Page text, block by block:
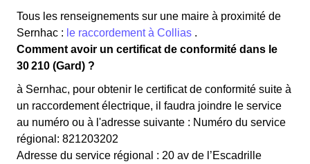
Tous les renseignements sur une maire à proximité de
Sernhac : le raccordement à Collias .
Comment avoir un certificat de conformité dans le
30 210 (Gard) ?
à Sernhac, pour obtenir le certificat de conformité suite à
un raccordement électrique, il faudra joindre le service
au numéro ou à l'adresse suivante : Numéro du service
régional: 821203202
Adresse du service régional : 20 av de l’Escadrille